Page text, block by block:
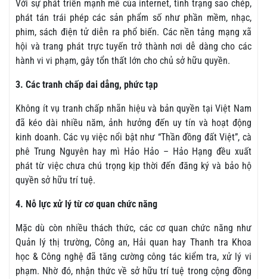
Với sự phát triển mạnh mẽ của internet, tình trạng sao chép,
phát tán trái phép các sản phẩm số như phần mềm, nhạc,
phim, sách điện tử diễn ra phổ biến. Các nền tảng mạng xã
hội và trang phát trực tuyến trở thành nơi dễ dàng cho các
hành vi vi phạm, gây tổn thất lớn cho chủ sở hữu quyền.
3. Các tranh chấp dai dẳng, phức tạp
Không ít vụ tranh chấp nhãn hiệu và bản quyền tại Việt Nam
đã kéo dài nhiều năm, ảnh hưởng đến uy tín và hoạt động
kinh doanh. Các vụ việc nổi bật như “Thần đồng đất Việt”, cà
phê Trung Nguyên hay mì Hảo Hảo – Hảo Hạng đều xuất
phát từ việc chưa chú trọng kịp thời đến đăng ký và bảo hộ
quyền sở hữu trí tuệ.
4. Nỗ lực xử lý từ cơ quan chức năng
Mặc dù còn nhiều thách thức, các cơ quan chức năng như
Quản lý thị trường, Công an, Hải quan hay Thanh tra Khoa
học & Công nghệ đã tăng cường công tác kiểm tra, xử lý vi
phạm. Nhờ đó, nhận thức về sở hữu trí tuệ trong cộng đồng